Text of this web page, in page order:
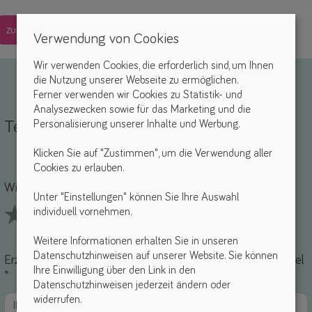
zurück
Teile deine Erfahrungen
Wie findest du dieses Hilfsmittel? *
Erzähle uns von deinen Erfahrungen mit diesem Hilfsmittel
*
Verwendung von Cookies
Wir verwenden Cookies, die erforderlich sind, um Ihnen
die Nutzung unserer Webseite zu ermöglichen.
Ferner verwenden wir Cookies zu Statistik- und
Analysezwecken sowie für das Marketing und die
Personalisierung unserer Inhalte und Werbung.
Klicken Sie auf "Zustimmen", um die Verwendung aller
Cookies zu erlauben.
Unter "Einstellungen" können Sie Ihre Auswahl
individuell vornehmen.
Weitere Informationen erhalten Sie in unseren
Datenschutzhinweisen auf unserer Website. Sie können
Ihre Einwilligung über den Link in den
Datenschutzhinweisen jederzeit ändern oder
widerrufen.